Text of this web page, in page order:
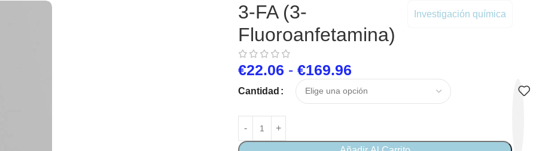
3-FA (3-
Fluoroanfetamina)
Investigación química
€22.06 - €169.96
Cantidad